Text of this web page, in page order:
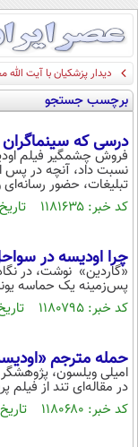
دیدار پزشکیان با آیت
برچسب جستجو
درسی که سینماگران
فروش چشمگیر فیلم
نسبت داد، آنچه در پس
تبلیغات، حضور
کد خبر: ۱۱۸۱۶۳۵ تاریخ انتشار : ۱۴۰۵/۰۵/۱۰
چرا اودیسه در
«گاردین» ‌ نوشت، در
پس‌زمینه یک حماسه
کد خبر: ۱۱۸۰۷۹۵ تاریخ انتشار : ۱۴۰۵/۰۵/۰۶
حمله مترجم
امیلی ویلسون،
در مقاله‌ای تند از
کد خبر: ۱۱۸۰۶۸۰ تاریخ انتشار : ۱۴۰۵/۰۵/۰۶